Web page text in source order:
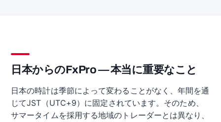
日本からのFxPro — 本当に重要なこと
日本の時計は季節によって変わることがなく、年間を通
じてJST（UTC+9）に固定されています。そのため、
サマータイムを採用する地域のトレーダーとは異なり、